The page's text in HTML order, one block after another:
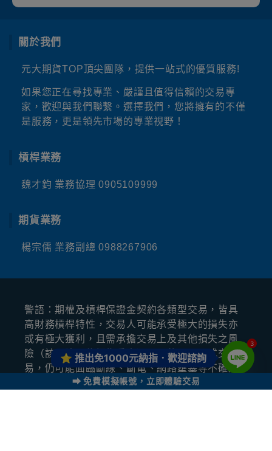
關於我們
元大期貨TOP頂尖團隊，提供一站式的優質服務!
如果您正在尋找專業、嚴謹且值得信賴的交易專
家，歡迎與我們聯繫。選擇我們，您將擁有的不僅
是服務，更是領先市場的專業視野！
槓桿業務
魏才鈞 業務協理0905109999
期貨業務
楊宗儒 業務副總0988267906
警語：期權及槓桿保證⾦契約各類型交易，皆具
⾼財務槓桿特性，交易⼈可能承受極⼤的損失亦
或有極⼤獲利，且需承擔交易上及其他損失之風
險（該風險可能極為重⼤）；⼜使⽤電⼦式交
易，仍可能⾯臨斷線、斷電、網路壅塞等不確定
因素，致使買賣指令無法即時傳送或延遲。以上
3
⭐ 推出免1000元納指．歡迎諮詢
⮕ 免費模擬帳號，立即體驗交易